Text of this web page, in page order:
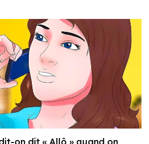
on dit « Allô » quand on